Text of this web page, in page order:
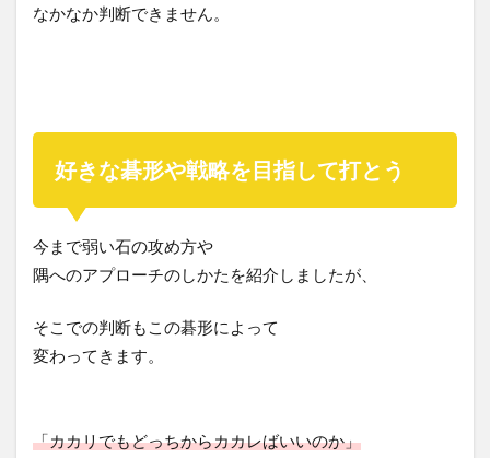
なかなか判断できません。
好きな碁形や戦略を目指して打とう
今まで弱い石の攻め方や
隅へのアプローチのしかたを紹介しましたが、
そこでの判断もこの碁形によって
変わってきます。
「カカリでもどっちからカカレばいいのか」